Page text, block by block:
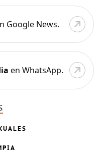
Google News.
en WhatsApp.